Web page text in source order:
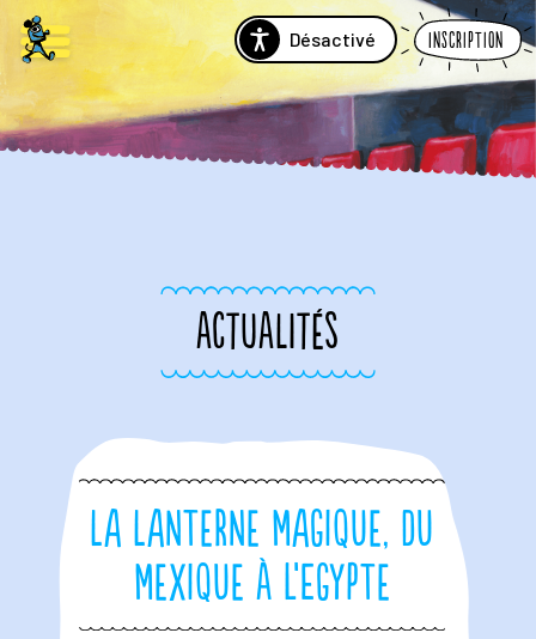
Désactivé Inscription
ACTUALITÉS
La Lanterne Magique, du
Mexique à l’Egypte